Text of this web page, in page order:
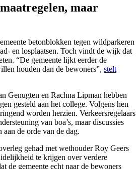
maar
betonblokken tegen wildparkeren
en losplaatsen. Toch vindt de wijk dat
“De gemeente lijkt eerder de
houden dan de bewoners”, stelt
Genugten en Rachna Lipman hebben
gesteld aan het college. Volgens hen
worden herzien. Verkeersregelaars
van boa’s, maar discussies
de orde van de dag.
gehad met wethouder Roy Geers
te krijgen over verdere
de gemeente echt naar de bewoners